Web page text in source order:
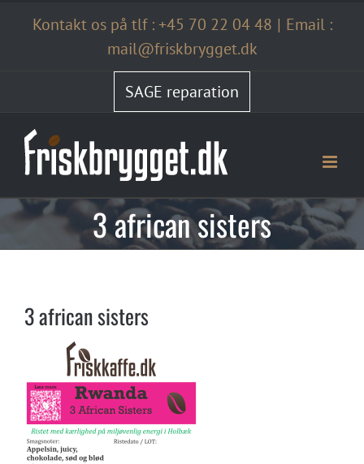
Kontakt os på tlf :+45 70 22 04 48 | Email :
mail@friskbrygget.dk
SAGE reparation
3 african sisters
3 african sisters